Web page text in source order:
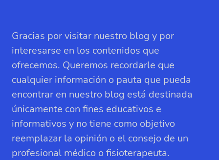
Gracias por visitar nuestro blog y por
interesarse en los contenidos que
ofrecemos. Queremos recordarle que
cualquier información o pauta que pueda
encontrar en nuestro blog está destinada
únicamente con fines educativos e
informativos y no tiene como objetivo
reemplazar la opinión o el consejo de un
profesional médico o fisioterapeuta.